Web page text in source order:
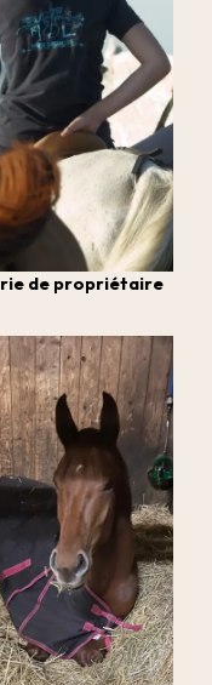
de propriétaire